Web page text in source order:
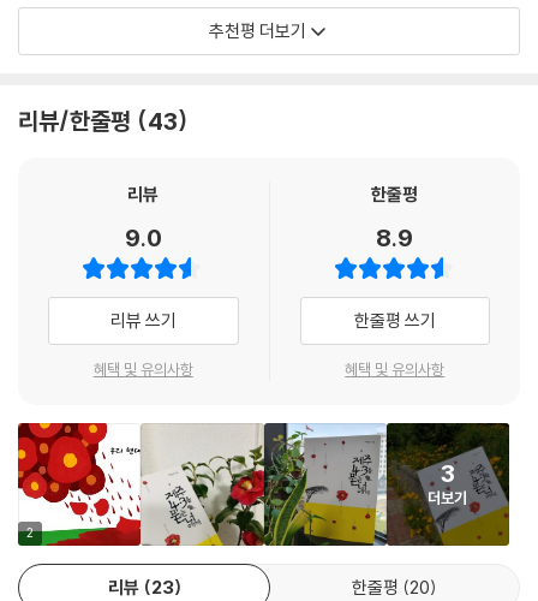
이 가슴에 파고드는 진실을 정말 잘 그려내는구나’ 하는 생각을 몇 번이고
했다. 2만 5000에서 3만을 헤는 4?3 희생자들의 처절한 모습, 오로지
그려질 것 같다. 가슴을 에는 고통과 슬픔, 불끈 치솟는 분노도 시인이 제대
서중석 (역사학자, 성균관대 명예교수)
추천평 더보기
리뷰/한줄평 43
리뷰
9.0
리뷰 쓰기
혜택 및 유의사항
한줄평
8.9
한줄평 쓰기
혜택 및 유의사항
2
3
더보기
리뷰 23 한줄평 20